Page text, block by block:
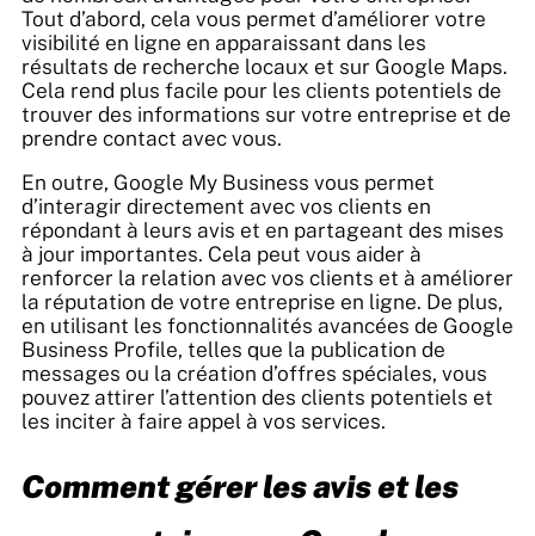
Tout d’abord, cela vous permet d’améliorer votre
visibilité en ligne en apparaissant dans les
résultats de recherche locaux et sur Google Maps.
Cela rend plus facile pour les clients potentiels de
trouver des informations sur votre entreprise et de
prendre contact avec vous.
En outre, Google My Business vous permet
d’interagir directement avec vos clients en
répondant à leurs avis et en partageant des mises
à jour importantes. Cela peut vous aider à
renforcer la relation avec vos clients et à améliorer
la réputation de votre entreprise en ligne. De plus,
en utilisant les fonctionnalités avancées de Google
Business Profile, telles que la publication de
messages ou la création d’offres spéciales, vous
pouvez attirer l’attention des clients potentiels et
les inciter à faire appel à vos services.
Comment gérer les avis et les